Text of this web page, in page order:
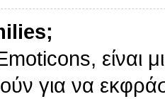
είναι
για να